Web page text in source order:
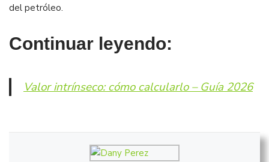
del petróleo.
Continuar leyendo:
Valor intrínseco: cómo calcularlo – Guía 2026